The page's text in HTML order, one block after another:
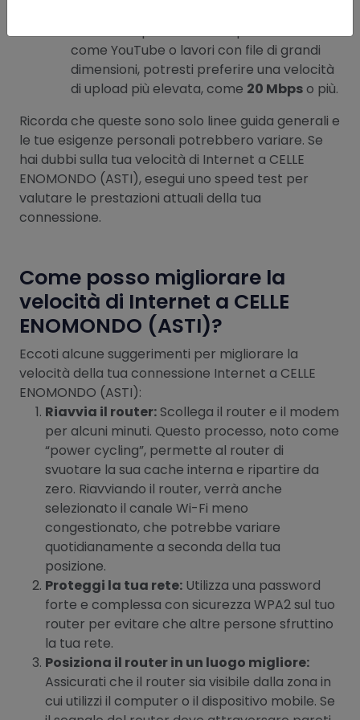
come YouTube o lavori con file di grandi
dimensioni, potresti preferire una velocità
di upload più elevata, come 20 Mbpso più.
Ricorda che queste sono solo linee guida generali e
le tue esigenze personali potrebbero variare. Se
hai dubbi sulla tua velocità di Internet a CELLE
ENOMONDO (ASTI), esegui uno speed test per
valutare le prestazioni attuali della tua
connessione.
Come posso migliorare la
velocità di Internet a CELLE
ENOMONDO (ASTI)?
Eccoti alcune suggerimenti per migliorare la
velocità della tua connessione Internet a CELLE
ENOMONDO (ASTI):
Riavvia il router: Scollega il router e il modem
per alcuni minuti. Questo processo, noto come
“power cycling”, permette al router di
svuotare la sua cache interna e ripartire da
zero. Riavviando il router, verrà anche
selezionato il canale Wi-Fi meno
congestionato, che potrebbe variare
quotidianamente a seconda della tua
posizione.
Proteggi la tua rete: Utilizza una password
forte e complessa con sicurezza WPA2 sul tuo
router per evitare che altre persone sfruttino
la tua rete.
Posiziona il router in un luogo migliore:
Assicurati che il router sia visibile dalla zona in
cui utilizzi il computer o il dispositivo mobile. Se